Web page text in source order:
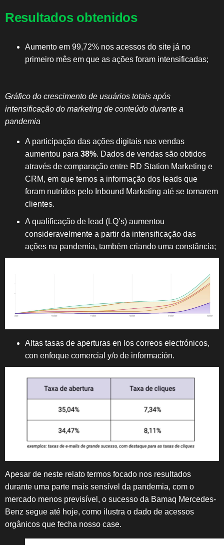
Resultados obtenidos
Aumento em 99,72% nos acessos do site já no
primeiro mês em que as ações foram intensificadas;
Gráfico do crescimento de usuários totais após
intensificação do marketing de conteúdo durante a
pandemia
A participação das ações digitais nas vendas
aumentou para 38%. Dados de vendas são obtidos
através de comparação entre RD Station Marketing e
CRM, em que temos a informação dos leads que
foram nutridos pelo Inbound Marketing até se tornarem
clientes.
A qualificação de lead (LQ’s) aumentou
consideravelmente a partir da intensificação das
ações na pandemia, também criando uma constância;
Altas tasas de aperturas en los correos electrónicos,
con enfoque comercial y/o de información.
Apesar de neste relato termos focado nos resultados
durante uma parte mais sensível da pandemia, com o
mercado menos previsível, o sucesso da Bamaq Mercedes-
Benz segue até hoje, como ilustra o dado de acessos
orgânicos que fecha nosso case.